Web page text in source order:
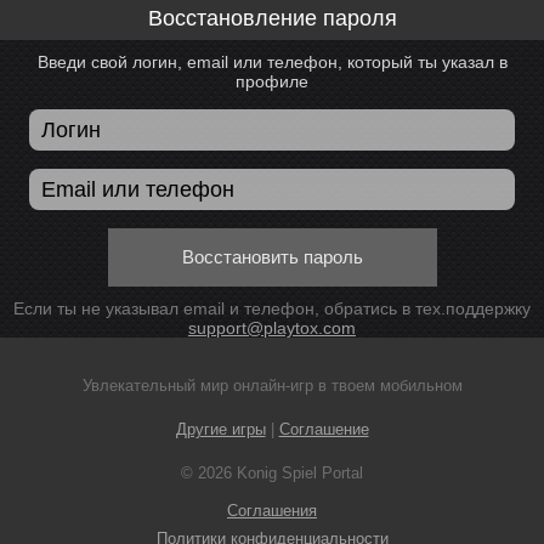
Восстановление пароля
Введи свой логин, email или телефон, который ты указал в
профиле
Восстановить пароль
Если ты не указывал email и телефон, обратись в тех.поддержку
support@playtox.com
Увлекательный мир онлайн-игр в твоем мобильном
Другие игры| Соглашение
© 2026 Konig Spiel Portal
Соглашения
Политики конфиденциальности